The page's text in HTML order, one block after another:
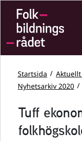
Startsida
Nyhetsarkiv 2020
Tuff